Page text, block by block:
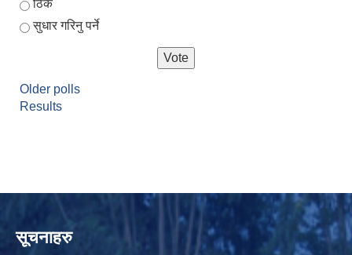
ठिकै
सुधार गरिनु पर्ने
Older polls
Results
सूचनाहरु